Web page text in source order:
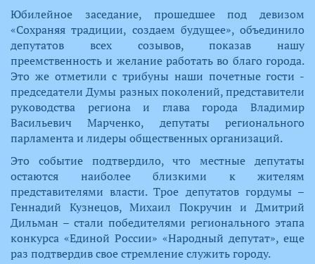
Юбилейное заседание, прошедшее под девизом
«Сохраняя традиции, создаем будущее», объединило
депутатов всех созывов, показав нашу
преемственность и желание работать во благо города.
Это же отметили с трибуны наши почетные гости -
председатели Думы разных поколений, представители
руководства региона и глава города Владимир
Васильевич Марченко, депутаты регионального
парламента и лидеры общественных организаций.
Это событие подтвердило, что местные депутаты
остаются наиболее близкими к жителям
представителями власти. Трое депутатов гордумы –
Геннадий Кузнецов, Михаил Покручин и Дмитрий
Дильман – стали победителями регионального этапа
конкурса «Единой России» «Народный депутат», еще
раз подтвердив свое стремление служить городу.